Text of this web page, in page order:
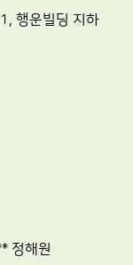
행운빌딩 지하
정해원